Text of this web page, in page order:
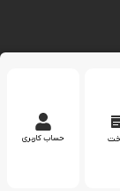
است. حساب کاربری